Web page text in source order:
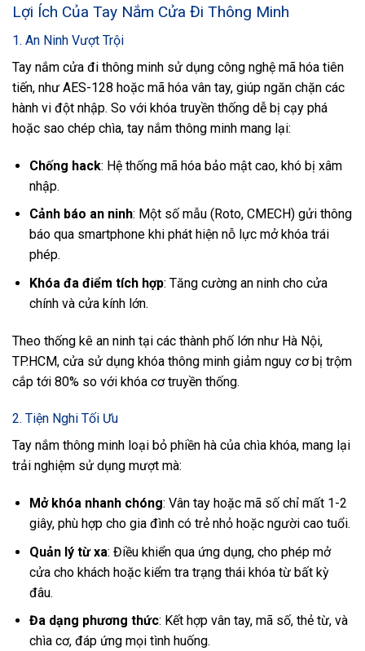
Lợi Ích Của Tay Nắm Cửa Đi Thông Minh
1. An Ninh Vượt Trội
Tay nắm cửa đi thông minh sử dụng công nghệ mã hóa tiên
tiến, như AES-128 hoặc mã hóa vân tay, giúp ngăn chặn các
hành vi đột nhập. So với khóa truyền thống dễ bị cạy phá
hoặc sao chép chìa, tay nắm thông minh mang lại:
Chống hack: Hệ thống mã hóa bảo mật cao, khó bị xâm
nhập.
Cảnh báo an ninh: Một số mẫu (Roto, CMECH) gửi thông
báo qua smartphone khi phát hiện nỗ lực mở khóa trái
phép.
Khóa đa điểm tích hợp: Tăng cường an ninh cho cửa
chính và cửa kính lớn.
Theo thống kê an ninh tại các thành phố lớn như Hà Nội,
TP.HCM, cửa sử dụng khóa thông minh giảm nguy cơ bị trộm
cắp tới 80% so với khóa cơ truyền thống.
2. Tiện Nghi Tối Ưu
Tay nắm thông minh loại bỏ phiền hà của chìa khóa, mang lại
trải nghiệm sử dụng mượt mà:
Mở khóa nhanh chóng: Vân tay hoặc mã số chỉ mất 1-2
giây, phù hợp cho gia đình có trẻ nhỏ hoặc người cao tuổi.
Quản lý từ xa: Điều khiển qua ứng dụng, cho phép mở
cửa cho khách hoặc kiểm tra trạng thái khóa từ bất kỳ
đâu.
Đa dạng phương thức: Kết hợp vân tay, mã số, thẻ từ, và
chìa cơ, đáp ứng mọi tình huống.